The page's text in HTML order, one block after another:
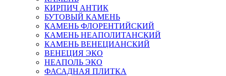
КИРПИЧ АНТИК
БУТОВЫЙ КАМЕНЬ
КАМЕНЬ ФЛОРЕНТИЙСКИЙ
КАМЕНЬ НЕАПОЛИТАНСКИЙ
КАМЕНЬ ВЕНЕЦИАНСКИЙ
ВЕНЕЦИЯ ЭКО
НЕАПОЛЬ ЭКО
ФАСАДНАЯ ПЛИТКА